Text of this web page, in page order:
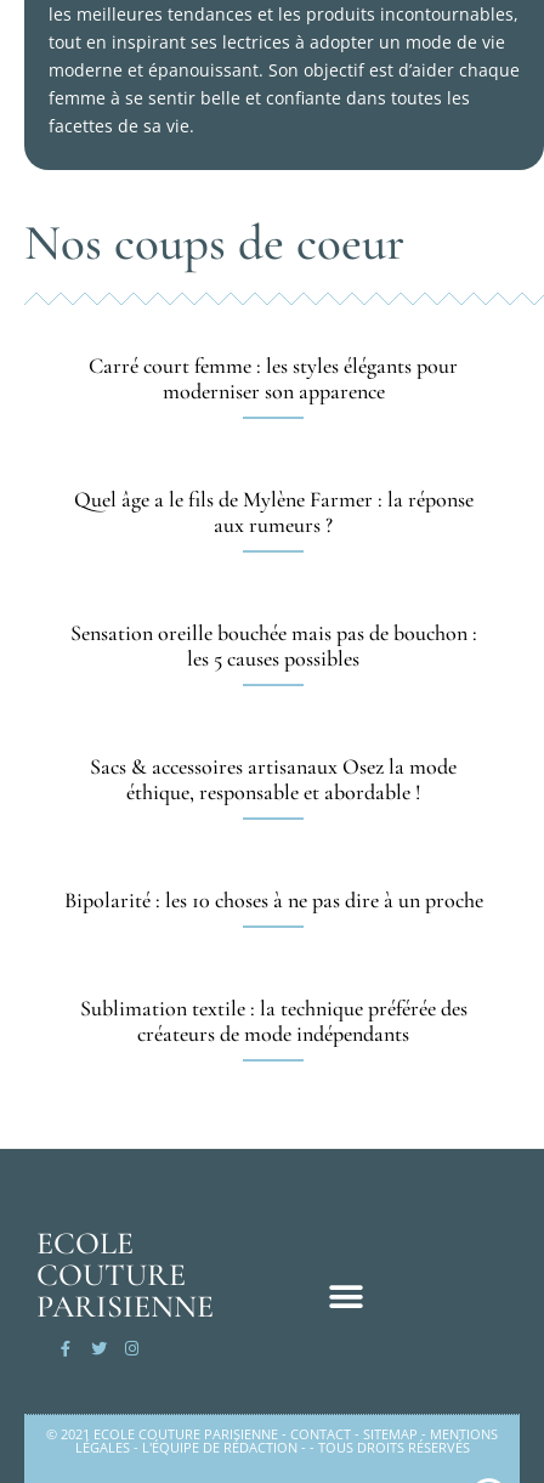
les meilleures tendances et les produits incontournables,
tout en inspirant ses lectrices à adopter un mode de vie
moderne et épanouissant. Son objectif est d’aider chaque
femme à se sentir belle et confiante dans toutes les
facettes de sa vie.
Nos coups de coeur
Carré court femme : les styles élégants pour
moderniser son apparence
Quel âge a le fils de Mylène Farmer : la réponse
aux rumeurs ?
Sensation oreille bouchée mais pas de bouchon :
les 5 causes possibles
Sacs & accessoires artisanaux Osez la mode
éthique, responsable et abordable !
Bipolarité : les 10 choses à ne pas dire à un proche
Sublimation textile : la technique préférée des
créateurs de mode indépendants
ECOLE
COUTURE
PARISIENNE
© 2021 ECOLE COUTURE PARISIENNE - CONTACT - SITEMAP - MENTIONS
LÉGALES- L'ÉQUIPE DE RÉDACTION- - TOUS DROITS RÉSERVÉS